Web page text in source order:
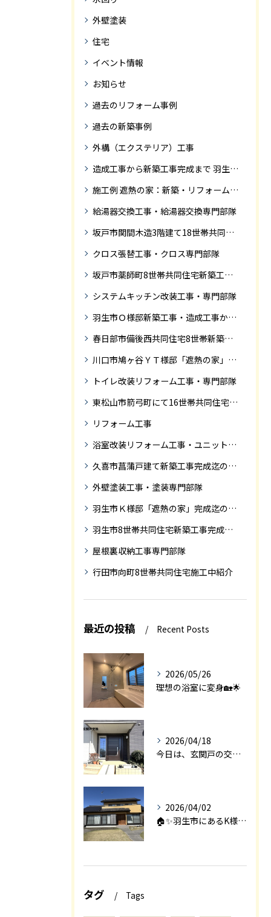
外壁塗装
住宅
イベント情報
お知らせ
過去のリフォーム事例
過去の新築事例
外構（エクステリア）工事
造成工事から新築工事完成まで 羽生市Ｓ様邸新築工事・
施工例 遮熱の家：新築・リフォーム ドローンにて空撮
給湯器交換工事・給湯器交換専門部隊
坂戸市関間木造3階建て18世帯共同住宅の完成迄紹介
クロス張替工事・クロス専門部隊
坂戸市薬師町8世帯共同住宅新築工事完成迄の紹介です
システムキッチン改装工事・専門部隊
羽生市Ｏ様邸新築工事・造成工事から住宅完成までの紹介
春日部市備後西共同住宅8世帯新築工事完成迄の紹介です。
川口市鳩ヶ谷ＹＴ様邸「遮熱の家」工事状況
トイレ改装リフォーム工事・専門部隊
東松山市箭弓町にて16世帯共同住宅新築工事完成迄の紹介です。
リフォーム工事
浴室改装リフォーム工事・ユニットバス専門部隊
久喜市菖蒲戸建て新築工事完成迄の紹介
外壁塗装工事・塗装専門部隊
羽生市Ｋ様邸「遮熱の家」完成迄の紹介です
羽生市8世帯共同住宅新築工事完成迄の紹介
屋根裏収納工事専門部隊
行田市向町8世帯共同住宅施工中紹介
最近の投稿 Recent Posts
2026/05/26
理想の浴室に変身🏡🌟
2026/04/18
今日は、玄関戸の交換工事をご紹介します🚪✨。
2026/04/02
🏠✨羽生市にあるK様邸は、2008年に㈱エアロックで新築され...
タグ Tags